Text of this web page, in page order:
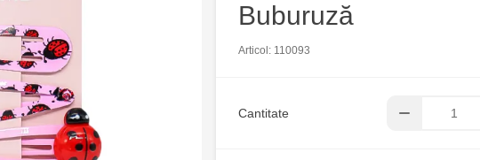
Buburuză
Articol: 110093
Cantitate